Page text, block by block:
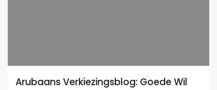
Arubaans Verkiezingsblog: Goede Wil